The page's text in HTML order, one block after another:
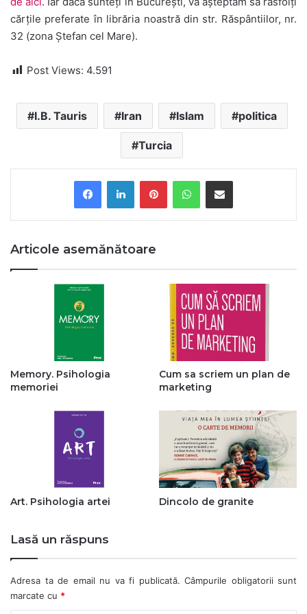
cărțile preferate în librăria noastră din str. Răspântiilor, nr.
32 (zona Ștefan cel Mare).
Post Views: 4.591
I.B. Tauris Iran Islam politica
Turcia
Articole asemănătoare
Memory. Psihologia
memoriei
Cum sa scriem un plan de
marketing
Art. Psihologia artei Dincolo de granite
Lasă un răspuns
Adresa ta de email nu va fi publicată. Câmpurile obligatorii sunt
marcate cu *